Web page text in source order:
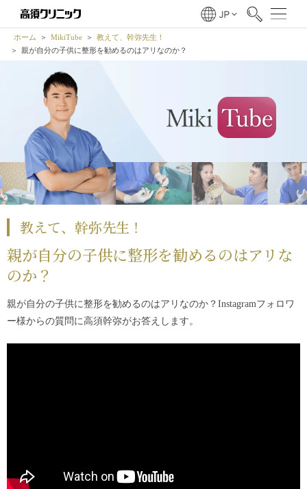
ホーム MikiTube
教えて、幹弥先生！
親が自分の子供に整形を勧めるのはアリなのか？
教えて、幹弥先生！
親が自分の子供に整形を勧めるのはアリな
のか？
親が自分の子供に整形を勧めるのはアリなのか？Instagramフォロワ
ー様からの質問に高須幹弥がお答えします。